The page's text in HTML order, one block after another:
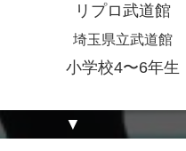
リプロ武道館
埼玉県立武道館
小学校4〜6年生
▼